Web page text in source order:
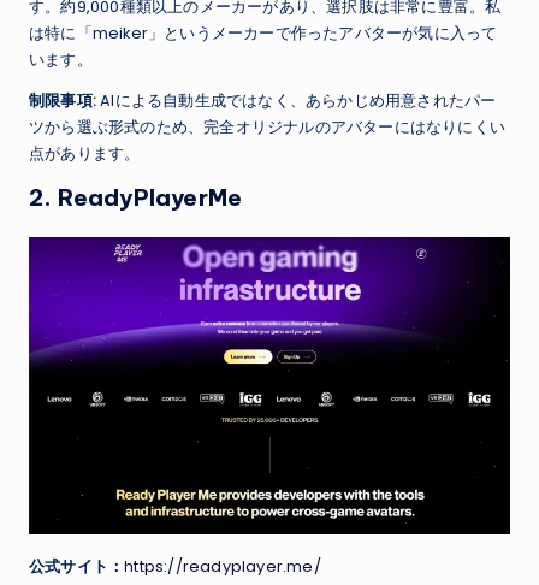
す。約9,000種類以上のメーカーがあり、選択肢は非常に豊富。私
は特に「meiker」というメーカーで作ったアバターが気に入って
います。
制限事項:AIによる自動生成ではなく、あらかじめ用意されたパー
ツから選ぶ形式のため、完全オリジナルのアバターにはなりにくい
点があります。
2. ReadyPlayerMe
公式サイト：https://readyplayer.me/